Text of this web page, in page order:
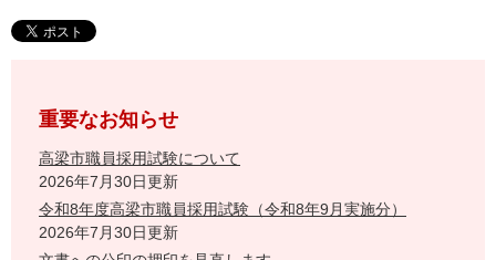
重要なお知らせ
高梁市職員採用試験について
2026年7月30日更新
令和8年度高梁市職員採用試験（令和8年9月実施分）
2026年7月30日更新